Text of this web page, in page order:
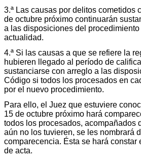
3.ª Las causas por delitos cometidos
de octubre próximo continuarán
a las disposiciones del
actualidad.
4.ª Si las causas a que se refiere la
hubieren llegado al período de
sustanciarse con arreglo a las
Código si todos los procesados en
por el nuevo procedimiento.
Para ello, el Juez que estuviere
15 de octubre próximo hará
todos los procesados, acompañados
aún no los tuvieren, se les nombrará
comparecencia. Ésta se hará constar
de acta.